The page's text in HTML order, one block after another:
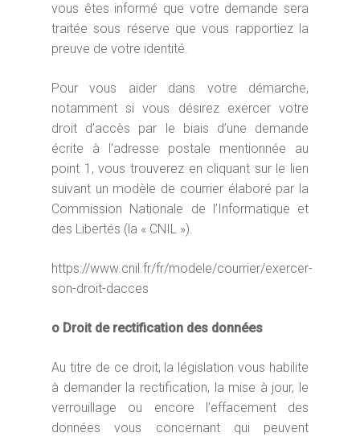
vous êtes informé que votre demande sera
traitée sous réserve que vous rapportiez la
preuve de votre identité.
Pour vous aider dans votre démarche,
notamment si vous désirez exercer votre
droit d’accès par le biais d’une demande
écrite à l’adresse postale mentionnée au
point 1, vous trouverez en cliquant sur le lien
suivant un modèle de courrier élaboré par la
Commission Nationale de l’Informatique et
des Libertés (la « CNIL »).
https://www.cnil.fr/fr/modele/courrier/exercer-
son-droit-dacces
o Droit de rectification des données
Au titre de ce droit, la législation vous habilite
à demander la rectification, la mise à jour, le
verrouillage ou encore l’effacement des
données vous concernant qui peuvent